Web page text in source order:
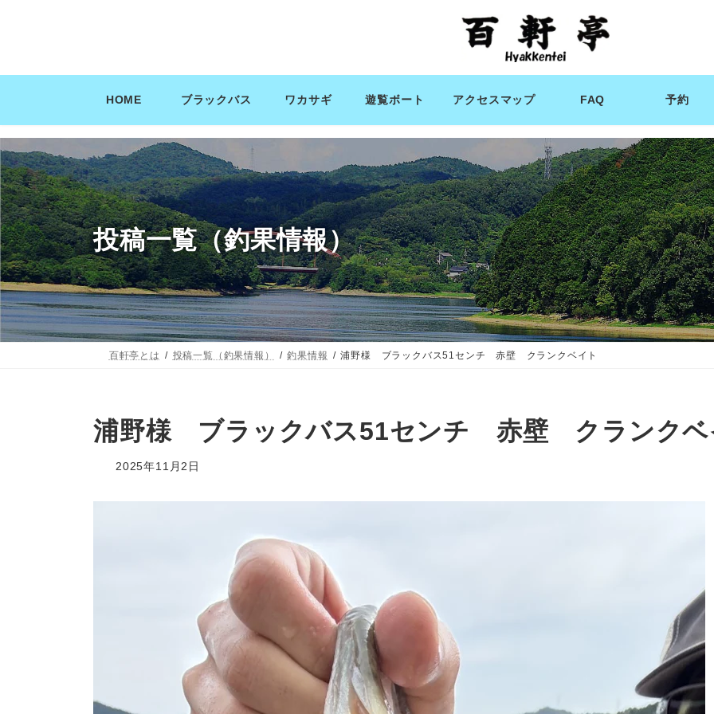
ン
ス
キ
ッ
プ
ー
ン
に
移
動
HOME ブラックバス ワカサギ 遊覧ボート アクセスマップ FAQ 予約
投稿一覧（釣果情報）
百軒亭とは 投稿一覧（釣果情報） 釣果情報 浦野様 ブラックバス51センチ 赤壁 クランクベイト
浦野様 ブラックバス51センチ 赤壁 クランクベ
2025年11月2日